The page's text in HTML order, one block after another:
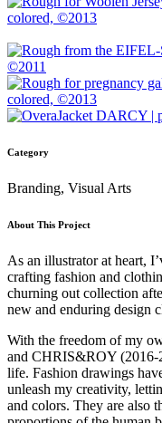
Category
Branding, Visual Arts
About This Project
As an illustrator at heart,
crafting fashion and
churning out collection
new and enduring design
With the freedom of my
and CHRIS&ROY (2016-
life. Fashion drawings
unleash my creativity,
and colors. They are also